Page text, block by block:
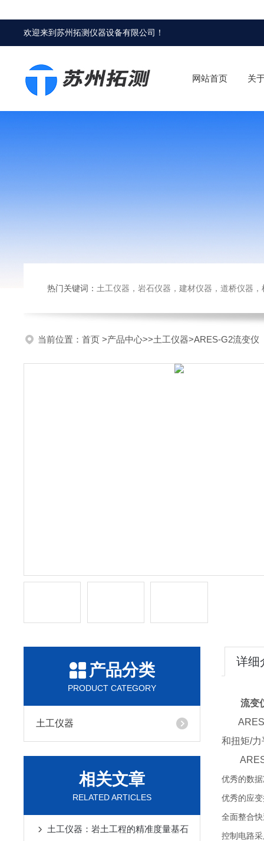
欢迎来到苏州拓测仪器设备有限公司 ！
网站首页 关
热门关键词： 土工仪器，岩石仪器，建材仪器，道桥仪器，检测
当前位置： 首页 >产品中心>>土工仪器>ARES-G2流变仪
产品分类
PRODUCT CATEGORY
土工仪器
相关文章
RELATED ARTICLES
土工仪器：岩土工程的精准度量基石
详细
流变
ARES-
和扭矩/
ARES-
优秀的数
优秀的应
全面整合
控制电路